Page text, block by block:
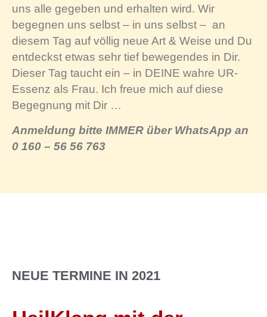
uns alle gegeben und erhalten wird. Wir
begegnen uns selbst – in uns selbst – an
diesem Tag auf völlig neue Art & Weise und Du
entdeckst etwas sehr tief bewegendes in Dir.
Dieser Tag taucht ein – in DEINE wahre UR-
Essenz als Frau. Ich freue mich auf diese
Begegnung mit Dir …
Anmeldung bitte IMMER über WhatsApp an
0 160 – 56 56 763
NEUE TERMINE IN 2021